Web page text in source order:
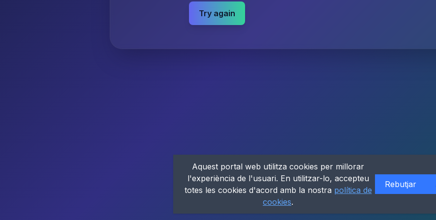
Try again
Aquest portal web utilitza cookies per millorar
l'experiència de l'usuari. En utilitzar-lo, accepteu
totes les cookies d'acord amb la nostra política de
cookies.
Rebutjar